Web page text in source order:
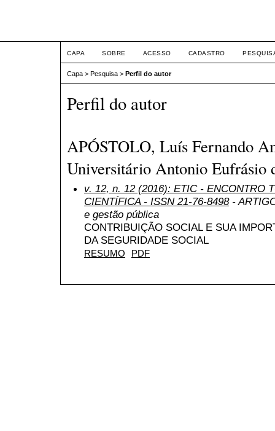
CAPA SOBRE ACESSO CADASTRO
Capa > Pesquisa > Perfil do autor
Perfil do autor
APÓSTOLO, Luís Fernando
Universitário Antonio Eufrásio
v. 12, n. 12 (2016): ETIC - ENCONTRO
CIENTÍFICA - ISSN 21-76-8498-
e gestão pública
CONTRIBUIÇÃO SOCIAL E SUA
DA SEGURIDADE SOCIAL
RESUMO PDF